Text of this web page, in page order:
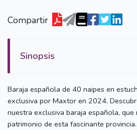
Compartir
Sinopsis
Baraja española de 40 naipes en
exclusiva por Maxtor en 2024.
nuestra exclusiva baraja española,
patrimonio de esta fascinante